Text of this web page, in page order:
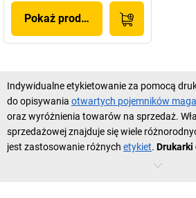
Pokaż produkt
Indywidualne etykietowanie za pomocą
do opisywania otwartych pojemników
oraz wyróżnienia towarów na sprzedaż.
sprzedażowej znajduje się wiele
jest zastosowanie różnych etykiet.
sprawdzony sposób na szybkie i efektywne